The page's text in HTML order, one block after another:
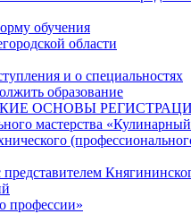
обучения
области
и о специальностях
образование
ОСНОВЫ
мастерства
профессии»